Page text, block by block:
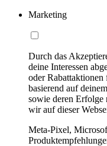
Marketing
Durch das
deine Interessen
oder Rabattaktionen
basierend auf
sowie deren Erfolge
wir auf dieser
Meta-Pixel,